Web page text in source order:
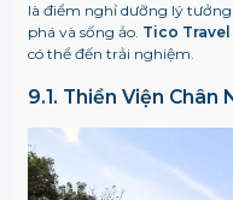
là điểm nghỉ dưỡng lý
phá và sống ảo. Tico Travel
có thể đến trải nghiệm.
9.1. Thiền Viện Chân